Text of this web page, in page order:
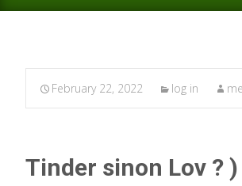
February 22, 2022 log in
Tinder sinon Lov ? )